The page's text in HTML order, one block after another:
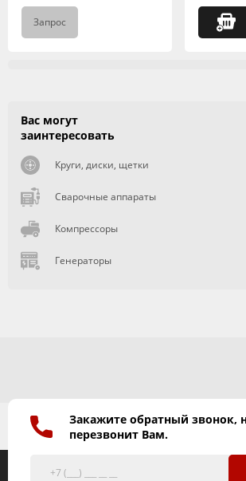
Запрос
Вас могут
заинтересовать
Круги, диски, щетки
Сварочные аппараты
Компрессоры
Генераторы
Закажите обратный звонок,
перезвонит Вам.